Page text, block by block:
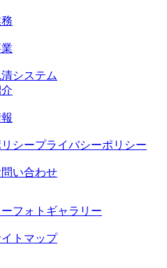
システム
プライバシーポリシー
問い合わせ
フォトギャラリー
トマップ